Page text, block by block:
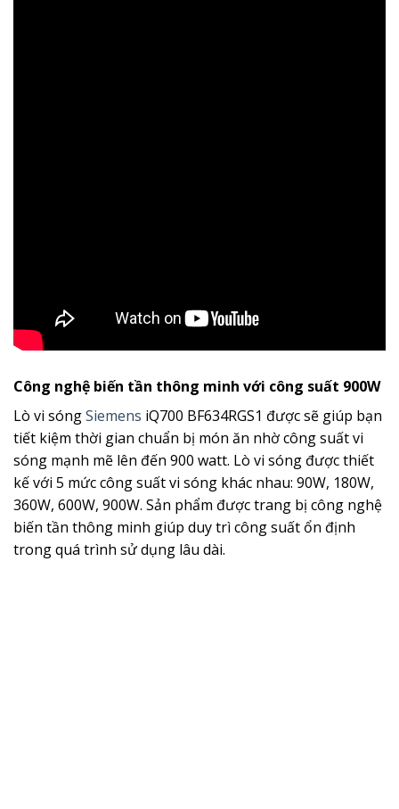
Công nghệ biến tần thông minh với công suất 900W
Lò vi sóngSiemens iQ700 BF634RGS1 được sẽ giúp bạn
tiết kiệm thời gian chuẩn bị món ăn nhờ công suất vi
sóng mạnh mẽ lên đến 900 watt. Lò vi sóng được thiết
kế với 5 mức công suất vi sóng khác nhau: 90W, 180W,
360W, 600W, 900W. Sản phẩm được trang bị công nghệ
biến tần thông minh giúp duy trì công suất ổn định
trong quá trình sử dụng lâu dài.